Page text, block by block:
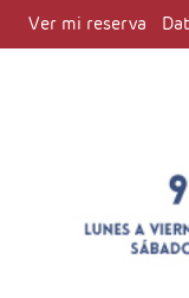
Ver mi reserva